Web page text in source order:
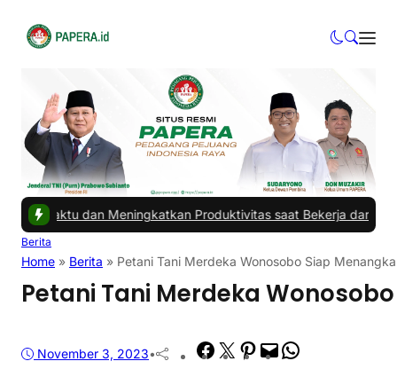
Meningkatkan Produktivitas saat Bekerja dari Rumah|#3 -
Berita
Home » Berita » Petani Tani Merdeka Wonosobo Siap
Petani Tani Merdeka
November 3, 2023• Facebook
TwitterPinterest
Mail